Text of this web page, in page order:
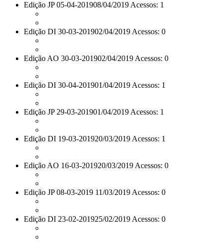
Edição JP 05-04-201908/04/2019 Acessos: 1
Edição DI 30-03-201902/04/2019 Acessos: 0
Edição AO 30-03-201902/04/2019 Acessos: 0
Edição DI 30-04-201901/04/2019 Acessos: 1
Edição JP 29-03-201901/04/2019 Acessos: 1
Edição DI 19-03-201920/03/2019 Acessos: 1
Edição AO 16-03-201920/03/2019 Acessos: 0
Edição JP 08-03-2019 11/03/2019 Acessos: 0
Edição DI 23-02-201925/02/2019 Acessos: 0